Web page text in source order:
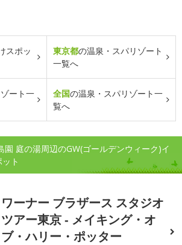
スポッ
東京都の温泉・スパリゾート
一覧へ
ート一
全国の温泉・スパリゾート一
覧へ
園 庭の湯周辺のGW(ゴールデンウィーク)イ
ト
ワーナー ブラザース スタジオ
ツアー東京 ‐ メイキング・オ
ブ・ハリー・ポッター